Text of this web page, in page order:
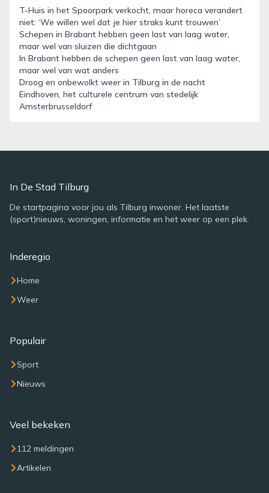
T-Huis in het Spoorpark verkocht, maar horeca verandert
niet: ‘We willen wel dat je hier straks kunt trouwen’
Schepen in Brabant hebben geen last van laag water,
maar wel van sluizen die dichtgaan
In Brabant hebben de schepen geen last van laag water,
maar wel van wat anders
Droog en onbewolkt weer in Tilburg in de nacht
Eindhoven, het culturele centrum van stedelijk
Amsterbrusseldorf
In De Stad Tilburg
De startpagina voor jou als Tilburg inwoner. Het laatste
(sport)nieuws, woningen, informatie en het weer op een plek.
Inderegio
Home
Weer
Populair
Sport
Nieuws
Veel bekeken
112 meldingen
Artikelen